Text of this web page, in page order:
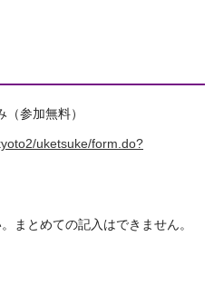
参加無料）
uketsuke/form.do?
まとめての記入はできません。